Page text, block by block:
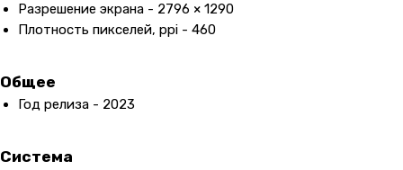
Разрешение экрана - 2796 × 1290
Плотность пикселей, ppi - 460
Общее
Год релиза - 2023
Система